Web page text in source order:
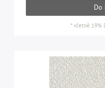
Do
*včetně 19%